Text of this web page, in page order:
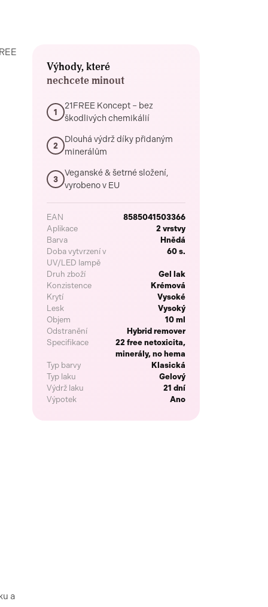
a
Výhody, které
nechcete minout
1
21FREE Koncept – bez
škodlivých chemikálií
2
Dlouhá výdrž díky přidaným
minerálům
3
Veganské & šetrné složení,
vyrobeno v EU
EAN
8585041503366
Aplikace
2 vrstvy
Barva
Hnědá
Doba vytvrzení v
UV/LED lampě
60 s.
Druh zboží
Gel lak
Konzistence
Krémová
Krytí
Vysoké
Lesk
Vysoký
Objem
10 ml
Odstranění
Hybrid remover
Specifikace
22 free netoxicita,
minerály, no hema
Typ barvy
Klasická
Typ laku
Gelový
Výdrž laku
21 dní
Výpotek
Ano